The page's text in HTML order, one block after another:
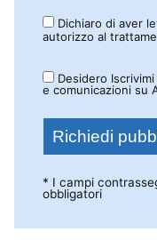
Dichiaro di aver
autorizzo al
Desidero
e comunicazioni su
* I campi
obbligatori